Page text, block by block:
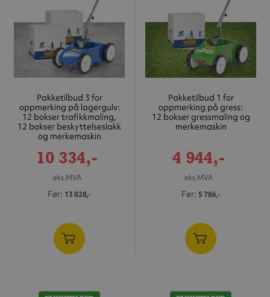
Pakketilbud 3 for
oppmerking på lagergulv:
12 bokser trafikkmaling,
12 bokser beskyttelseslakk
og merkemaskin
Tilbudspris
10 334,-
eks.MVA
Før 13 828,-
Pakketilbud 1 for
oppmerking på gress:
12 bokser gressmaling og
merkemaskin
Tilbudspris
4 944,-
eks.MVA
Før 5 786,-